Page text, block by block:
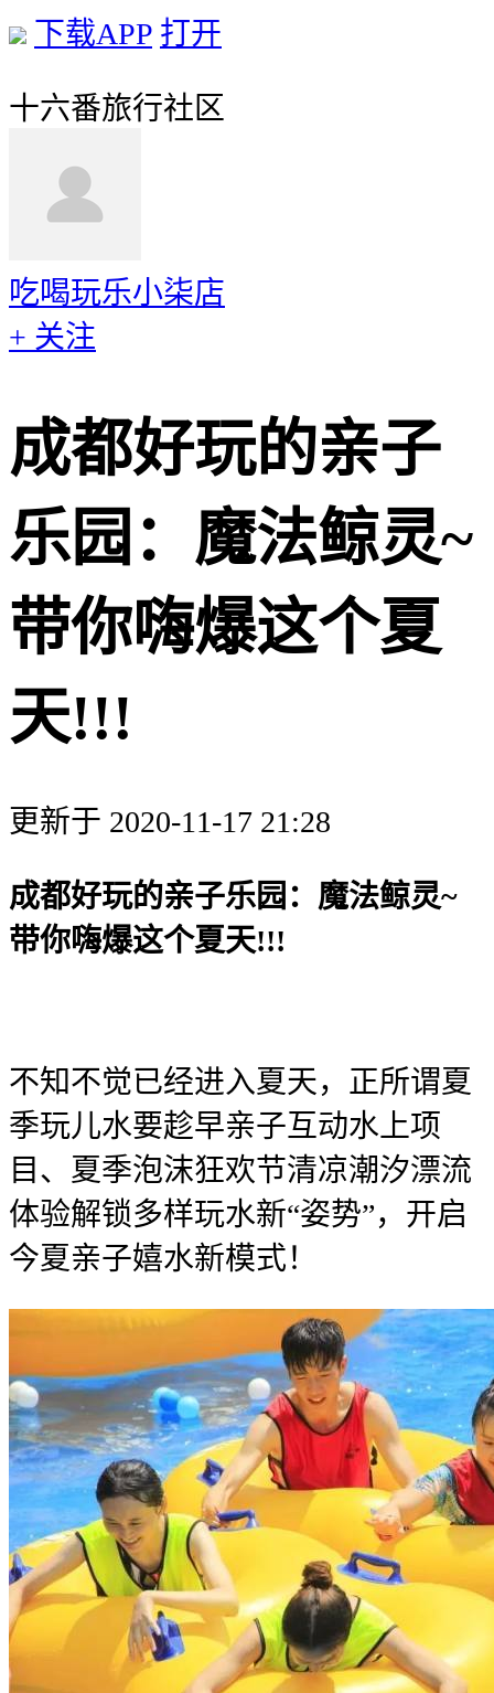
下载APP 打开
十六番旅行社区
吃喝玩乐小柒店
+ 关注
成都好玩的亲子
乐园：魔法鲸灵~
带你嗨爆这个夏
天!!!
更新于 2020-11-17 21:28
成都好玩的亲子乐园：魔法鲸灵~
带你嗨爆这个夏天!!!
不知不觉已经进入夏天，正所谓夏
季玩儿水要趁早亲子互动水上项
目、夏季泡沫狂欢节清凉潮汐漂流
体验解锁多样玩水新“姿势”，开启
今夏亲子嬉水新模式！